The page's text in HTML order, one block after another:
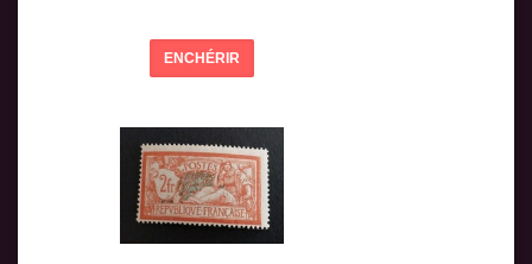
ENCHÉRIR